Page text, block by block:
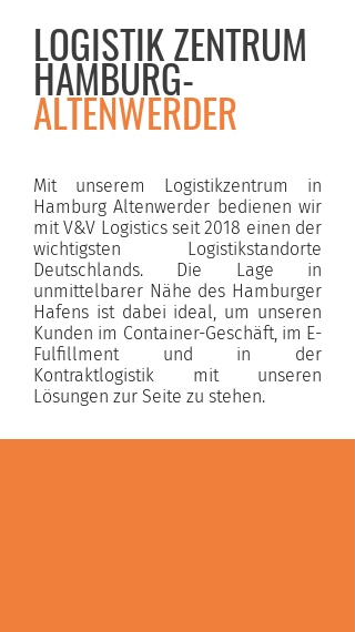
LOGISTIK ZENTRUM
HAMBURG-
ALTENWERDER
Mit unserem Logistikzentrum in
Hamburg Altenwerder bedienen wir
mit V&V Logistics seit 2018 einen der
wichtigsten Logistikstandorte
Deutschlands. Die Lage in
unmittelbarer Nähe des Hamburger
Hafens ist dabei ideal, um unseren
Kunden im Container-Geschäft, im E-
Fulfillment und in der
Kontraktlogistik mit unseren
Lösungen zur Seite zu stehen.